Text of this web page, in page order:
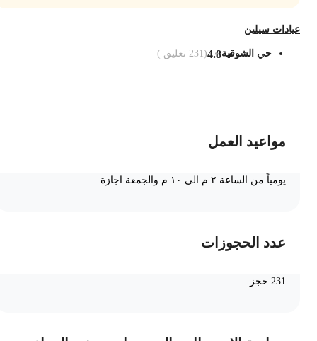
سيلين
حي الشوقية4.8
(
231تعليق )
مواعيد العمل
يومياً من الساعة ٢ م الي ١٠ م والجمعة اجازة
عدد الحجوزات